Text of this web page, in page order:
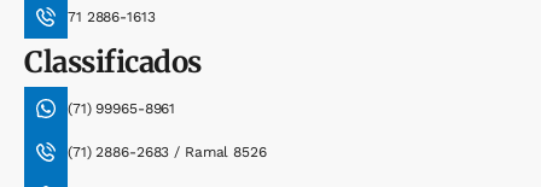
71 2886-1613
Classificados
(71) 99965-8961
(71) 2886-2683 / Ramal 8526